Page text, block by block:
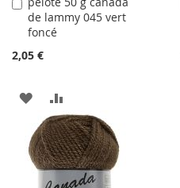
de lammy 045 vert
foncé
2,05 €
Ajouter
au
panier
AJOUTER
À
LA
LISTE
AU
COMPARATEUR